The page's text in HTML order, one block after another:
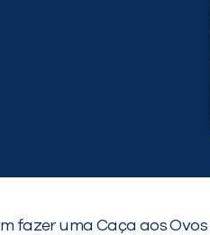
fazer uma Caça aos